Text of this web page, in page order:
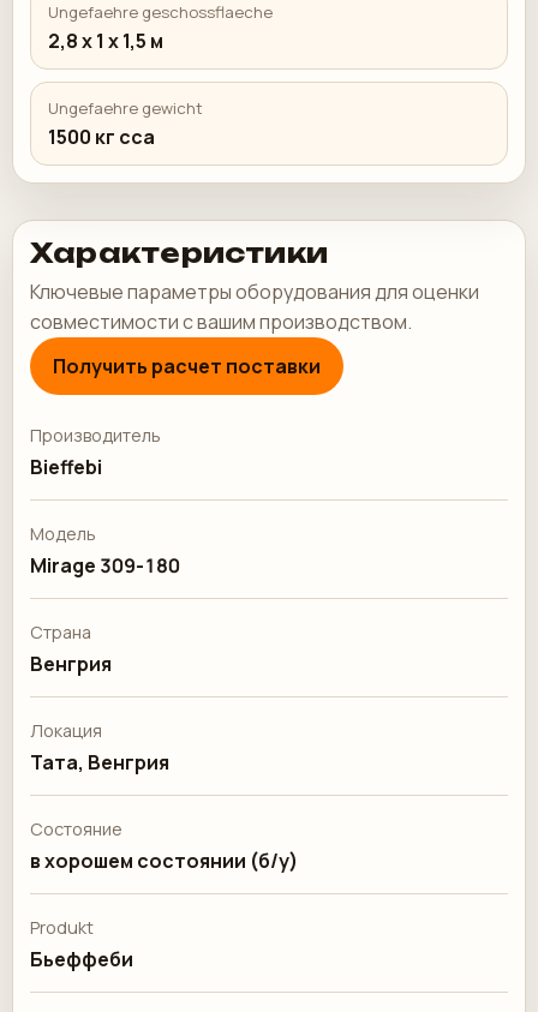
Ungefaehre geschossflaeche
2,8 х 1 х 1,5 м
Ungefaehre gewicht
1500 кг cca
Характеристики
Ключевые параметры оборудования для оценки
совместимости с вашим производством.
Получить расчет поставки
Производитель
Bieffebi
Модель
Mirage 309-180
Страна
Венгрия
Локация
Тата, Венгрия
Состояние
в хорошем состоянии (б/у)
Produkt
Бьеффеби